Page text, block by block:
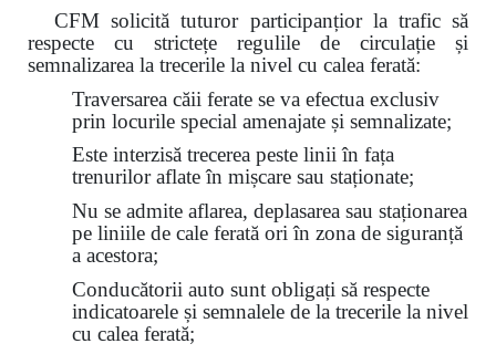
CFM solicită tuturor participanțior la trafic să
respecte cu strictețe regulile de circulație și
semnalizarea la trecerile la nivel cu calea ferată:
Traversarea căii ferate se va efectua exclusiv
prin locurile special amenajate și semnalizate;
Este interzisă trecerea peste linii în fața
trenurilor aflate în mișcare sau staționate;
Nu se admite aflarea, deplasarea sau staționarea
pe liniile de cale ferată ori în zona de siguranță
a acestora;
Conducătorii auto sunt obligați să respecte
indicatoarele și semnalele de la trecerile la nivel
cu calea ferată;